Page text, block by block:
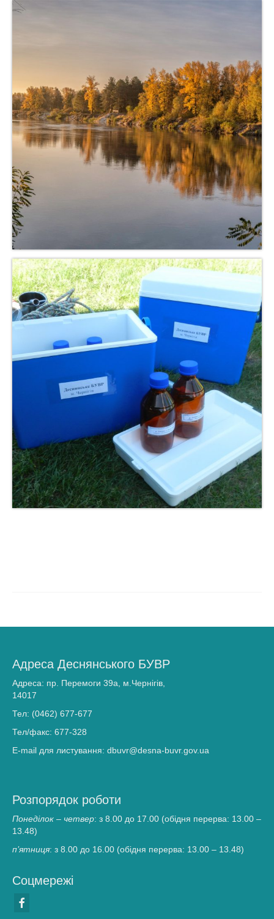
ПУРБ
Адреса Деснянського БУВР
Адреса: пр. Перемоги 39а, м.Чернігів,
14017
Тел: (0462) 677-677
Тел/факс: 677-328
E-mail для листування: dbuvr@desna-buvr.gov.ua
Розпорядок роботи
Понеділок – четвер: з 8.00 до 17.00 (обідня перерва: 13.00 –
13.48)
п’ятниця: з 8.00 до 16.00 (обідня перерва: 13.00 – 13.48)
Соцмережі